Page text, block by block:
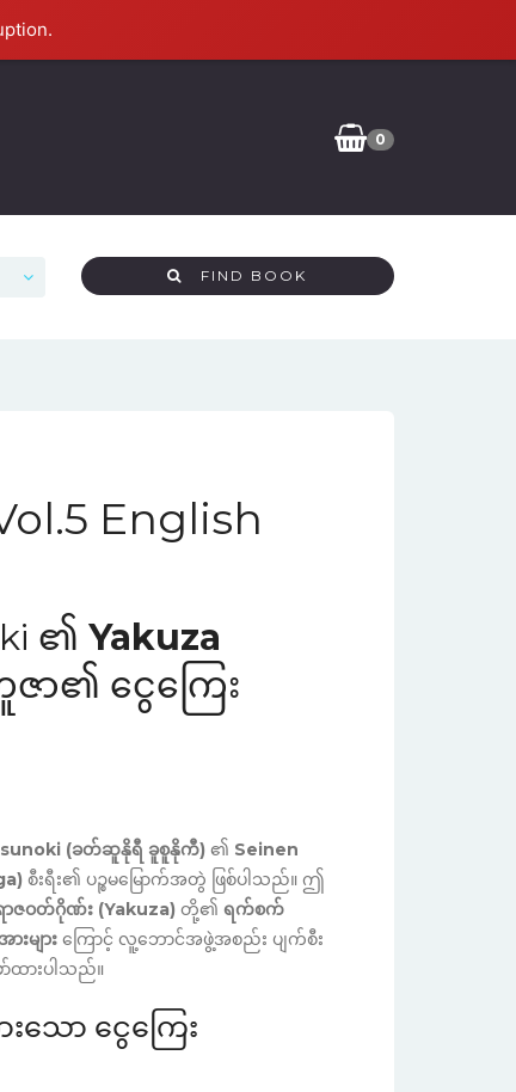
0
FIND BOOK
English
၏ Yakuza
ာ၏ ငွေကြေး
(ခတ်ဆူနိုရီ ခူစူနိုကီ)၏ Seinen
စီးရီး၏ ပဉ္စမမြောက်အတွဲ ဖြစ်ပါသည်။ ဤ
ာဇဝတ်ဂိုဏ်း (Yakuza)တို့၏ ရက်စက်
းများကြောင့် လူ့ဘောင်အဖွဲ့အစည်း ပျက်စီး
ားပါသည်။
သော ငွေကြေး